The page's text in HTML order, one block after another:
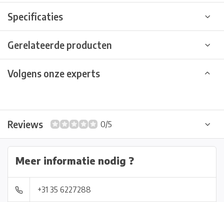
Specificaties
Gerelateerde producten
Volgens onze experts
Reviews 0/5
Meer informatie nodig ?
+31 35 6227288